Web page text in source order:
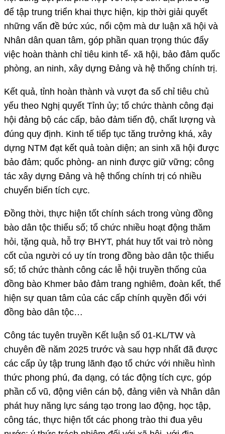
để tập trung triển khai thực hiện, kịp thời giải quyết
những vấn đề bức xúc, nổi cộm mà dư luận xã hội và
Nhân dân quan tâm, góp phần quan trọng thúc đẩy
việc hoàn thành chỉ tiêu kinh tế- xã hội, bảo đảm quốc
phòng, an ninh, xây dựng Đảng và hệ thống chính trị.
Kết quả, tỉnh hoàn thành và vượt đa số chỉ tiêu chủ
yếu theo Nghị quyết Tỉnh ủy; tổ chức thành công đại
hội đảng bộ các cấp, bảo đảm tiến độ, chất lượng và
đúng quy định. Kinh tế tiếp tục tăng trưởng khá, xây
dựng NTM đạt kết quả toàn diện; an sinh xã hội được
bảo đảm; quốc phòng- an ninh được giữ vững; công
tác xây dựng Đảng và hệ thống chính trị có nhiều
chuyển biến tích cực.
Đồng thời, thực hiện tốt chính sách trong vùng đồng
bào dân tộc thiểu số; tổ chức nhiều hoạt động thăm
hỏi, tặng quà, hỗ trợ BHYT, phát huy tốt vai trò nòng
cốt của người có uy tín trong đồng bào dân tộc thiểu
số; tổ chức thành công các lễ hội truyền thống của
đồng bào Khmer bảo đảm trang nghiêm, đoàn kết, thể
hiện sự quan tâm của các cấp chính quyền đối với
đồng bào dân tộc…
Công tác tuyên truyền Kết luận số 01-KL/TW và
chuyên đề năm 2025 trước và sau hợp nhất đã được
các cấp ủy tập trung lãnh đạo tổ chức với nhiều hình
thức phong phú, đa dạng, có tác động tích cực, góp
phần cổ vũ, động viên cán bộ, đảng viên và Nhân dân
phát huy năng lực sáng tạo trong lao động, học tập,
công tác, thực hiện tốt các phong trào thi đua yêu